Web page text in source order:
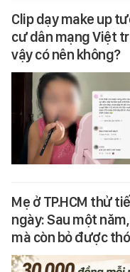
Clip dạy make up
cư dân mạng Việt
vậy có nên không?
Mẹ ở TP.HCM thử
ngày: Sau một
mà còn bỏ được